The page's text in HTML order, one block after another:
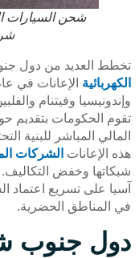
شحن السيارات
تخطط العديد من دول
الكهربائية
وإندونيسيا وفيتنام
تقوم الحكومات بتقديم
المالي المباشر للبنية
هذه الإعانات الشركات
شبكاتها وخفض
آسيا على تسريع اعتماد
في المناطق الحضرية.
دول جنوب